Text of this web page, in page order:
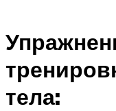
тела: